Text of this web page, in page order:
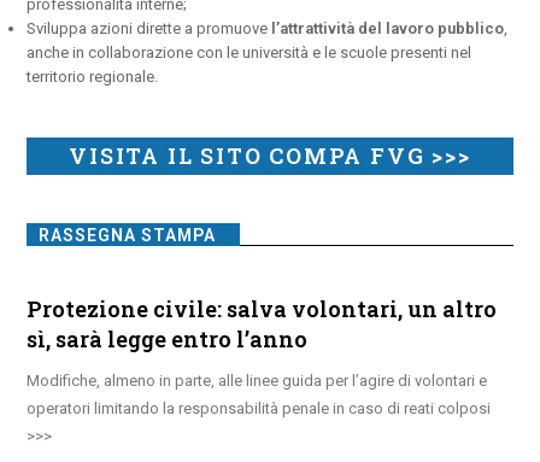
professionalità interne;
Sviluppa azioni dirette a promuove l’attrattività del lavoro pubblico
anche in collaborazione con le università e le scuole presenti nel
territorio regionale.
VISITA IL SITO COMPA FVG >>>
RASSEGNA STAMPA
Protezione civile: salva volontari, un altro
sì, sarà legge entro l’anno
Modifiche, almeno in parte, alle linee guida per l’agire di volontari e
operatori limitando la responsabilità penale in caso di reati colposi